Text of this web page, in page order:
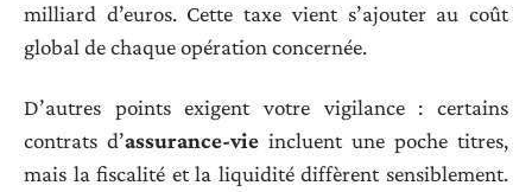
milliard d’euros. Cette taxe vient s’ajouter au coût
global de chaque opération concernée.
D’autres points exigent votre vigilance : certains
contrats d’assurance-vie incluent une poche titres,
mais la fiscalité et la liquidité diffèrent sensiblement.